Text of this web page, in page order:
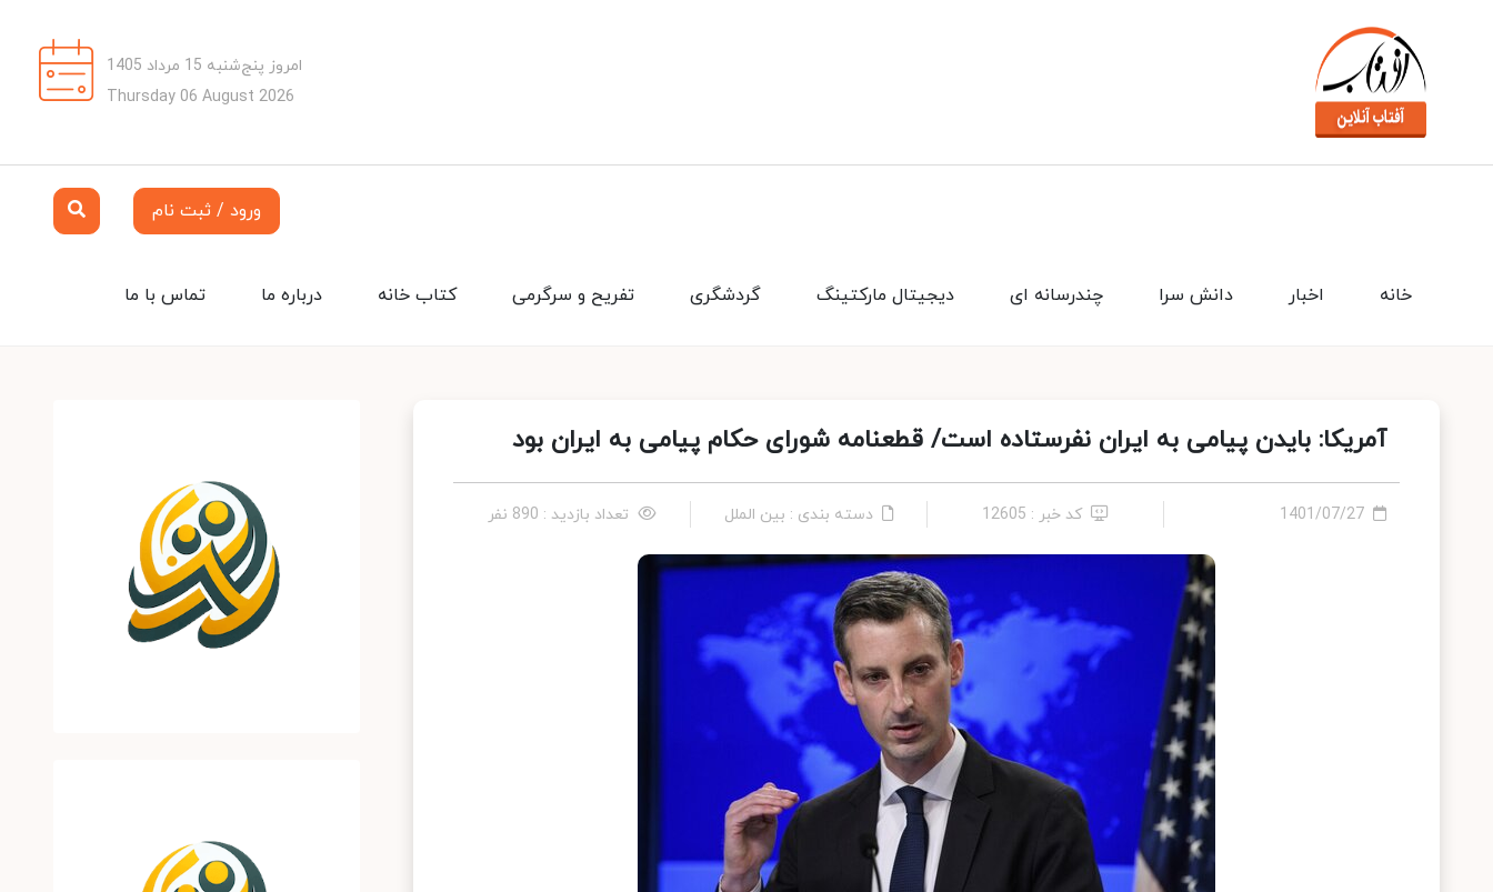
امروز پنج‌شنبه 15 مرداد 1405
Thursday 06 August 2026
ورود / ثبت نام
تماس با ما درباره ما کتاب خانه تفریح و سرگرمی گردشگری دیجیتال مارکتینگ چندرسانه ای دانش سرا اخبار خانه
آمریکا: بایدن پیامی به ایران نفرستاده است/ قطعنامه شورای حکام پیامی به ایران بود
1401/07/27 کد خبر : 12605 دسته بندی : بین الملل تعداد بازدید : 890 نفر